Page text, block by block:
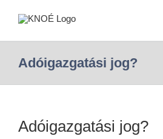
Adóigazgatási jog?
Adóigazgatási jog?